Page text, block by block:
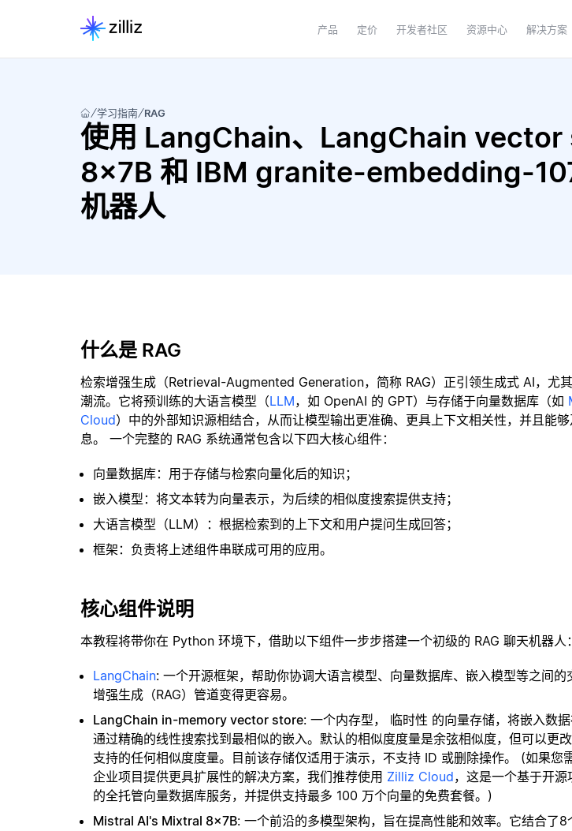
产品 定价 开发者社区 资源中心 解决方案
学习指南 RAG
使用 LangChain、LangChain
8x7B 和 IBM granite-embedding-
机器人
什么是 RAG
检索增强生成（Retrieval-Augmented Generation，简称 RAG）正引领生成式 AI，尤
潮流。它将预训练的大语言模型（LLM，如 OpenAI 的 GPT）与存储于向量数据库（如
Cloud）中的外部知识源相结合，从而让模型输出更准确、更具上下文相关性，并且能
息。 一个完整的 RAG 系统通常包含以下四大核心组件：
向量数据库：用于存储与检索向量化后的知识；
嵌入模型：将文本转为向量表示，为后续的相似度搜索提供支持；
大语言模型（LLM）：根据检索到的上下文和用户提问生成回答；
框架：负责将上述组件串联成可用的应用。
核心组件说明
本教程将带你在 Python 环境下，借助以下组件一步步搭建一个初级的 RAG 聊天机器人：
LangChain: 一个开源框架，帮助你协调大语言模型、向量数据库、嵌入模型等之间的
增强生成（RAG）管道变得更容易。
LangChain in-memory vector store: 一个内存型， 临时性 的向量存储，将嵌入数
通过精确的线性搜索找到最相似的嵌入。默认的相似度度量是余弦相似度，但可以更
支持的任何相似度度量。目前该存储仅适用于演示，不支持 ID 或删除操作。 (如果您
企业项目提供更具扩展性的解决方案，我们推荐使用 Zilliz Cloud，这是一个基于开源
的全托管向量数据库服务，并提供支持最多 100 万个向量的免费套餐。)
Mistral AI's Mixtral 8x7B: 一个前沿的多模型架构，旨在提高性能和效率。它结合了